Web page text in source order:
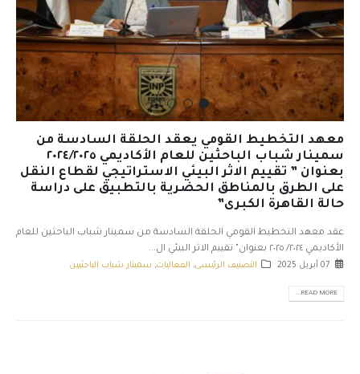
معهد التخطيط القومي يعقد الحلقة السادسة من
سمينار شباب الباحثين للعام الأكاديمي ٢٠٢٤/٢٠٢٥
بعنوان ” تقييم الاثر البيئي الاستراتيجي لقطاع النقل
على الطرق بالمناطق الحضرية بالتطبيق على دراسة
حالة القاهرة الكبرى”
عقد معهد التخطيط القومي الحلقة السادسة من سمينار شباب الباحثين للعام
الأكاديمي ٢٠٢٤/ ٢٠٢٥ بعنوان" تقييم الاثر البيئي ال...
07 أبريل 2025 التصنيف الرئيسى, الفعاليات, سمينار شباب الباحثيين
READ MORE...